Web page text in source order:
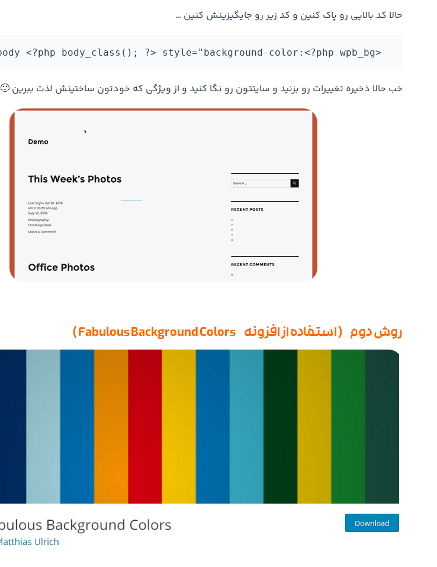
حالا کد بالایی رو پاک کنین و کد زیر رو جایگیزینش کنین …
  <body <?php body_class(); ?> style="background-color:<?php wpb_bg();?>">>
خب حالا ذخیره تغییرات رو بزنید و سایتتون رو نگا کنید و از ویژگی که خودتون ساختینش لذت ببرین 🙂
روش دوم ( استفاده از افزونه Fabulous Background Colors )